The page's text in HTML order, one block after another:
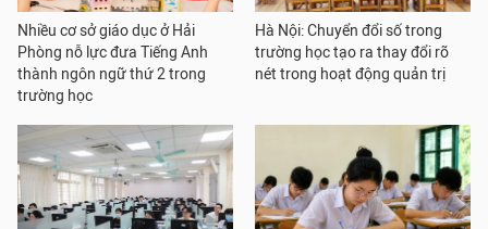
Nhiều cơ sở giáo dục ở Hải
Phòng nỗ lực đưa Tiếng Anh
thành ngôn ngữ thứ 2 trong
trường học
Hà Nội: Chuyển đổi số trong
trường học tạo ra thay đổi rõ
nét trong hoạt động quản trị